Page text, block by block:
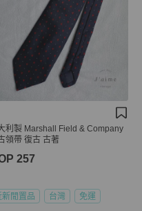
利製 Marshall Field & Company
領帶 復古 古著
257
新閒置品 台灣 免運